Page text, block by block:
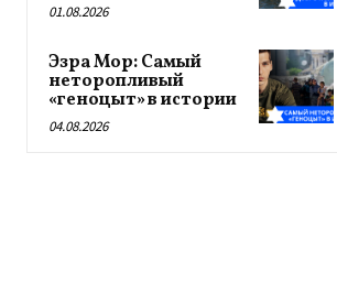
01.08.2026
Эзра Мор: Самый
неторопливый
«геноцыт» в истории
04.08.2026